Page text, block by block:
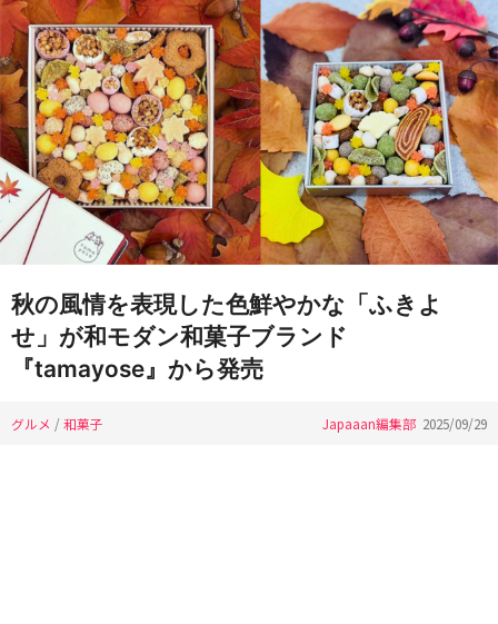
秋の風情を表現した色鮮やかな「ふきよ
せ」が和モダン和菓子ブランド
『tamayose』から発売
グルメ /和菓子 Japaaan編集部 2025/09/29